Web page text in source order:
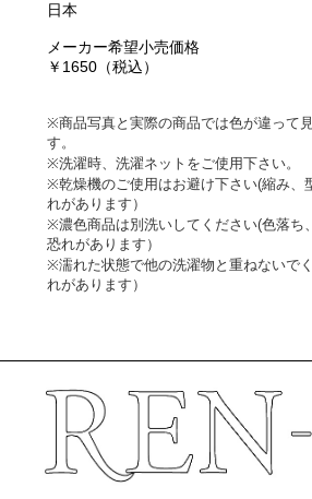
日本
メーカー希望小売価格
￥1650（税込）
※商品写真と実際の商品では色が違って
す。
※洗濯時、洗濯ネットをご使用下さい。
※乾燥機のご使用はお避け下さい(縮み、
れがあります）
※濃色商品は別洗いしてください(色落ち
恐れがあります）
※濡れた状態で他の洗濯物と重ねないで
れがあります）